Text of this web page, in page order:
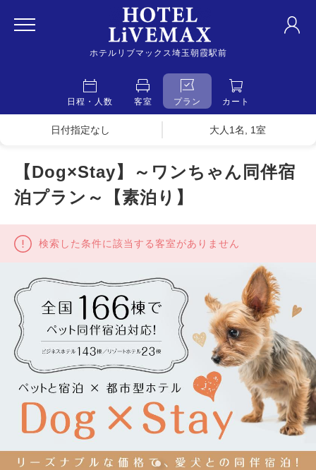
ホテルリブマックス埼玉朝霞駅前
日程・人数 客室 プラン カート
日付指定なし 大人1名, 1室
【Dog×Stay】～ワンちゃん同伴宿
泊プラン～【素泊り】
検索した条件に該当する客室がありません